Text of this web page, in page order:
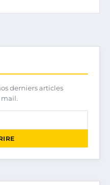
derniers articles